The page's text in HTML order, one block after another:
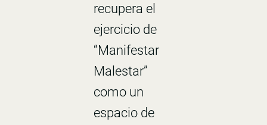
recupera el
ejercicio de
“Manifestar
Malestar”
como un
espacio de